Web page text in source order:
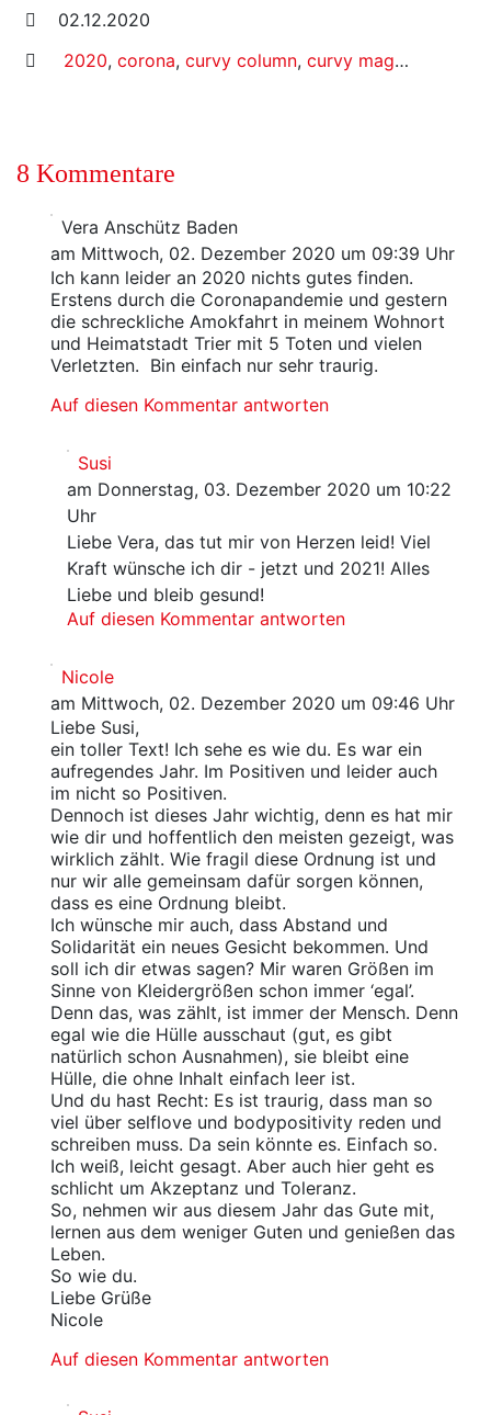
02.12.2020
2020, corona, curvy column, curvy magazine
8 Kommentare
Vera Anschütz Baden
am Mittwoch, 02. Dezember 2020 um 09:39 Uhr
Ich kann leider an 2020 nichts gutes finden.
Erstens durch die Coronapandemie und gestern
die schreckliche Amokfahrt in meinem Wohnort
und Heimatstadt Trier mit 5 Toten und vielen
Verletzten. Bin einfach nur sehr traurig.
Auf diesen Kommentar antworten
Susi
am Donnerstag, 03. Dezember 2020 um 10:22
Uhr
Liebe Vera, das tut mir von Herzen leid! Viel
Kraft wünsche ich dir - jetzt und 2021! Alles
Liebe und bleib gesund!
Auf diesen Kommentar antworten
Nicole
am Mittwoch, 02. Dezember 2020 um 09:46 Uhr
Liebe Susi,
ein toller Text! Ich sehe es wie du. Es war ein
aufregendes Jahr. Im Positiven und leider auch
im nicht so Positiven.
Dennoch ist dieses Jahr wichtig, denn es hat mir
wie dir und hoffentlich den meisten gezeigt, was
wirklich zählt. Wie fragil diese Ordnung ist und
nur wir alle gemeinsam dafür sorgen können,
dass es eine Ordnung bleibt.
Ich wünsche mir auch, dass Abstand und
Solidarität ein neues Gesicht bekommen. Und
soll ich dir etwas sagen? Mir waren Größen im
Sinne von Kleidergrößen schon immer ‘egal’.
Denn das, was zählt, ist immer der Mensch. Denn
egal wie die Hülle ausschaut (gut, es gibt
natürlich schon Ausnahmen), sie bleibt eine
Hülle, die ohne Inhalt einfach leer ist.
Und du hast Recht: Es ist traurig, dass man so
viel über selflove und bodypositivity reden und
schreiben muss. Da sein könnte es. Einfach so.
Ich weiß, leicht gesagt. Aber auch hier geht es
schlicht um Akzeptanz und Toleranz.
So, nehmen wir aus diesem Jahr das Gute mit,
lernen aus dem weniger Guten und genießen das
Leben.
So wie du.
Liebe Grüße
Nicole
Auf diesen Kommentar antworten